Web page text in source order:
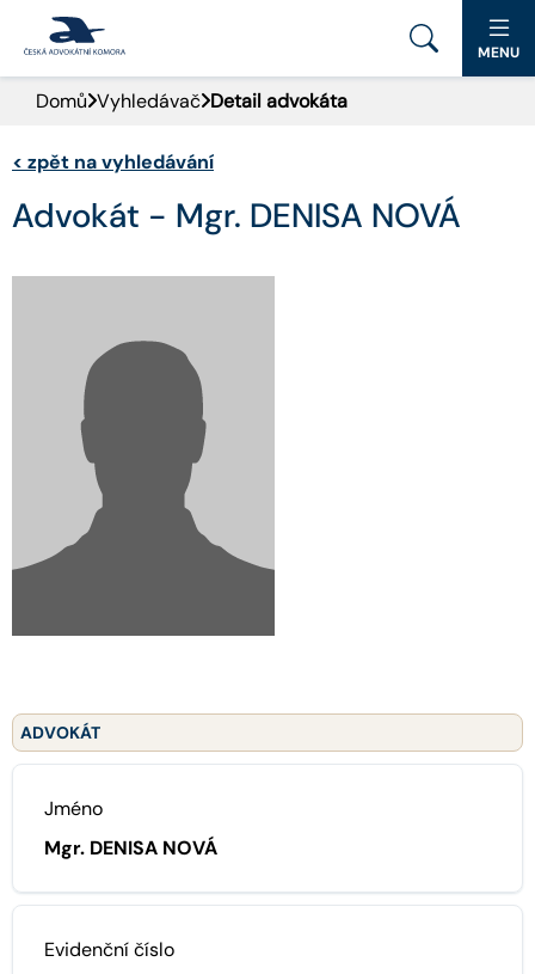
PORTÁL ČAK
DOMŮ
AKTUALITY
PRO VEŘEJNOST
ADVOKÁTNÍ DENÍK
KONTAKT
MENU
Domů Vyhledávač Detail advokáta
< zpět na vyhledávání
Advokát - Mgr. DENISA NOVÁ
ADVOKÁT
Jméno
Mgr. DENISA NOVÁ
Evidenční číslo